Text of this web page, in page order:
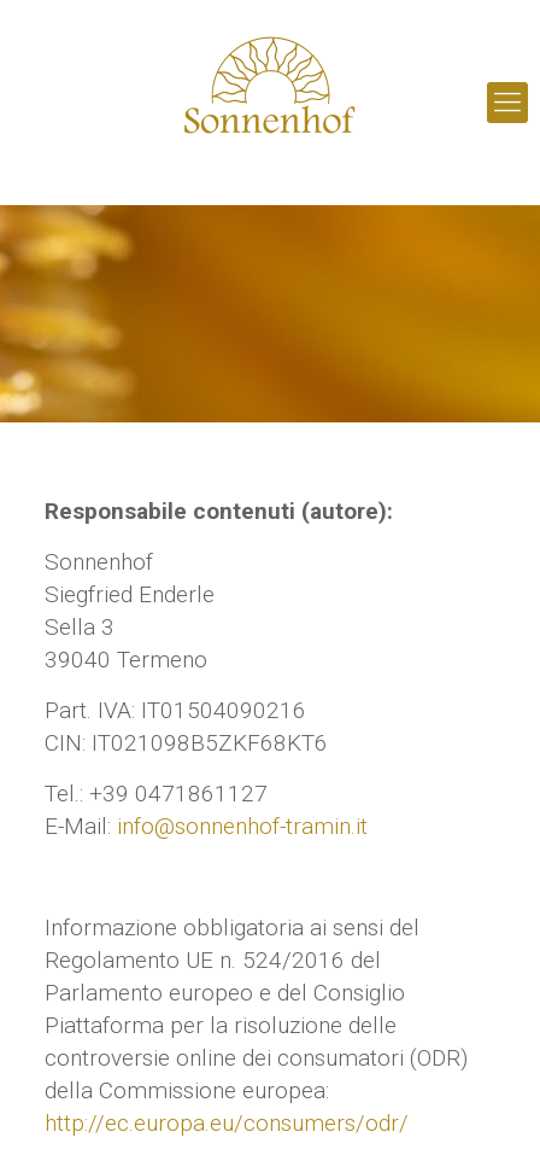
Responsabile contenuti (autore):
Sonnenhof
Siegfried Enderle
Sella 3
39040 Termeno
Part. IVA: IT01504090216
CIN: IT021098B5ZKF68KT6
Tel.: +39 0471861127
E-Mail: info@sonnenhof-tramin.it
Informazione obbligatoria ai sensi del
Regolamento UE n. 524/2016 del
Parlamento europeo e del Consiglio
Piattaforma per la risoluzione delle
controversie online dei consumatori (ODR)
della Commissione europea:
http://ec.europa.eu/consumers/odr/